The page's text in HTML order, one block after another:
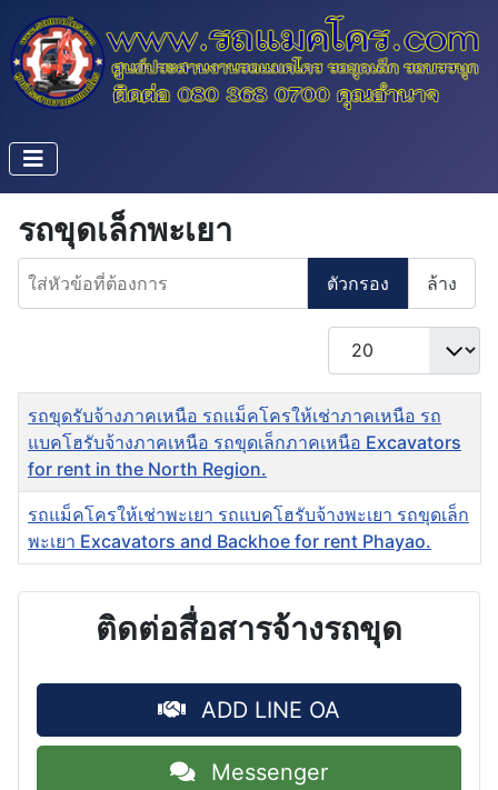
รถขุดเล็กพะเยา
ใส่หัวข้อที่ต้องการ
ตัวกรอง ล้าง
แสดง #
ชื่อ
รถขุดรับจ้างภาคเหนือ รถแม็คโครให้เช่าภาคเหนือ รถ
แบคโฮรับจ้างภาคเหนือ รถขุดเล็กภาคเหนือ Excavators
for rent in the North Region.
รถแม็คโครให้เช่าพะเยา รถแบคโฮรับจ้างพะเยา รถขุดเล็ก
พะเยา Excavators and Backhoe for rent Phayao.
ติดต่อสื่อสารจ้างรถขุด
ADD LINE OA
Messenger